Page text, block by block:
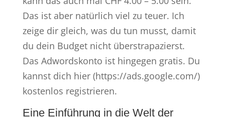
Das ist aber natürlich viel zu teuer. Ich
zeige dir gleich, was du tun musst, damit
du dein Budget nicht überstrapazierst.
Das Adwordskonto ist hingegen gratis. Du
kannst dich hier (https://ads.google.com/)
kostenlos registrieren.
Eine Einführung in die Welt der